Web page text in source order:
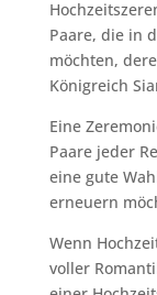
Paare, die in
möchten,
Königreich
Eine
Paare jeder
eine gute
erneuern
Wenn
voller